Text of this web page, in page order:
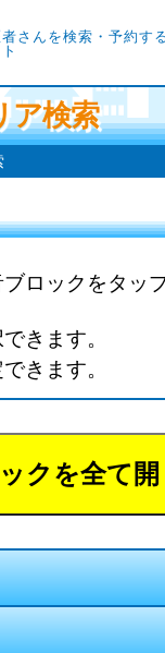
さんを検索・予約す
ア検索
ロックをタッ
きます。
きます。